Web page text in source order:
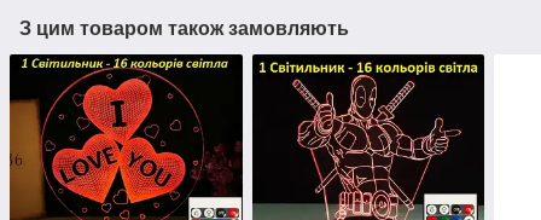
З цим товаром також замовляють